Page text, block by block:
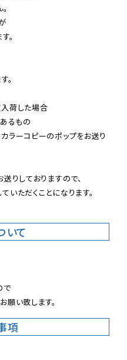
。
。
荷した場合
るもの
ラーコピーのポップをお送り
りしておりますので、
いただくことになります。
いて
で
願い致します。
項